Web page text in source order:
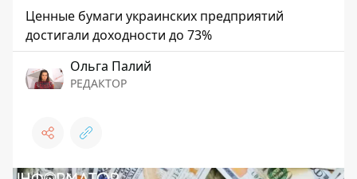
Ценные бумаги украинских предприятий
достигали доходности до 73%
Ольга Палий
РЕДАКТОР